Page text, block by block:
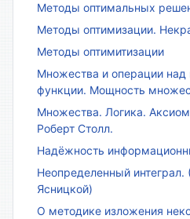
Методы оптимальных
Методы оптимизации.
Методы оптимитизации
Множества и операции
функции. Мощность
Множества. Логика.
Роберт Столл.
Надёжность
Неопределенный
Ясницкой)
О методике изложения